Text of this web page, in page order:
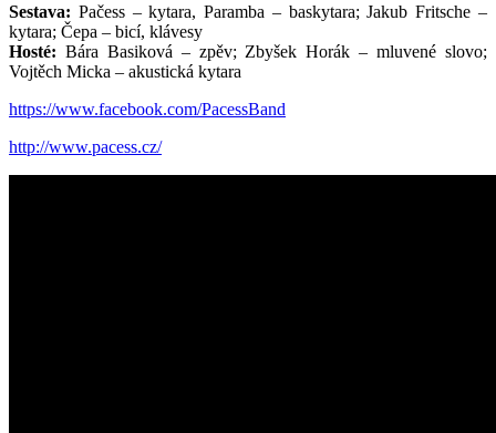
Sestava: Pačess – kytara, Paramba – baskytara; Jakub Fritsche –
kytara; Čepa – bicí, klávesy
Hosté: Bára Basiková – zpěv; Zbyšek Horák – mluvené slovo;
Vojtěch Micka – akustická kytara
https://www.facebook.com/PacessBand
http://www.pacess.cz/